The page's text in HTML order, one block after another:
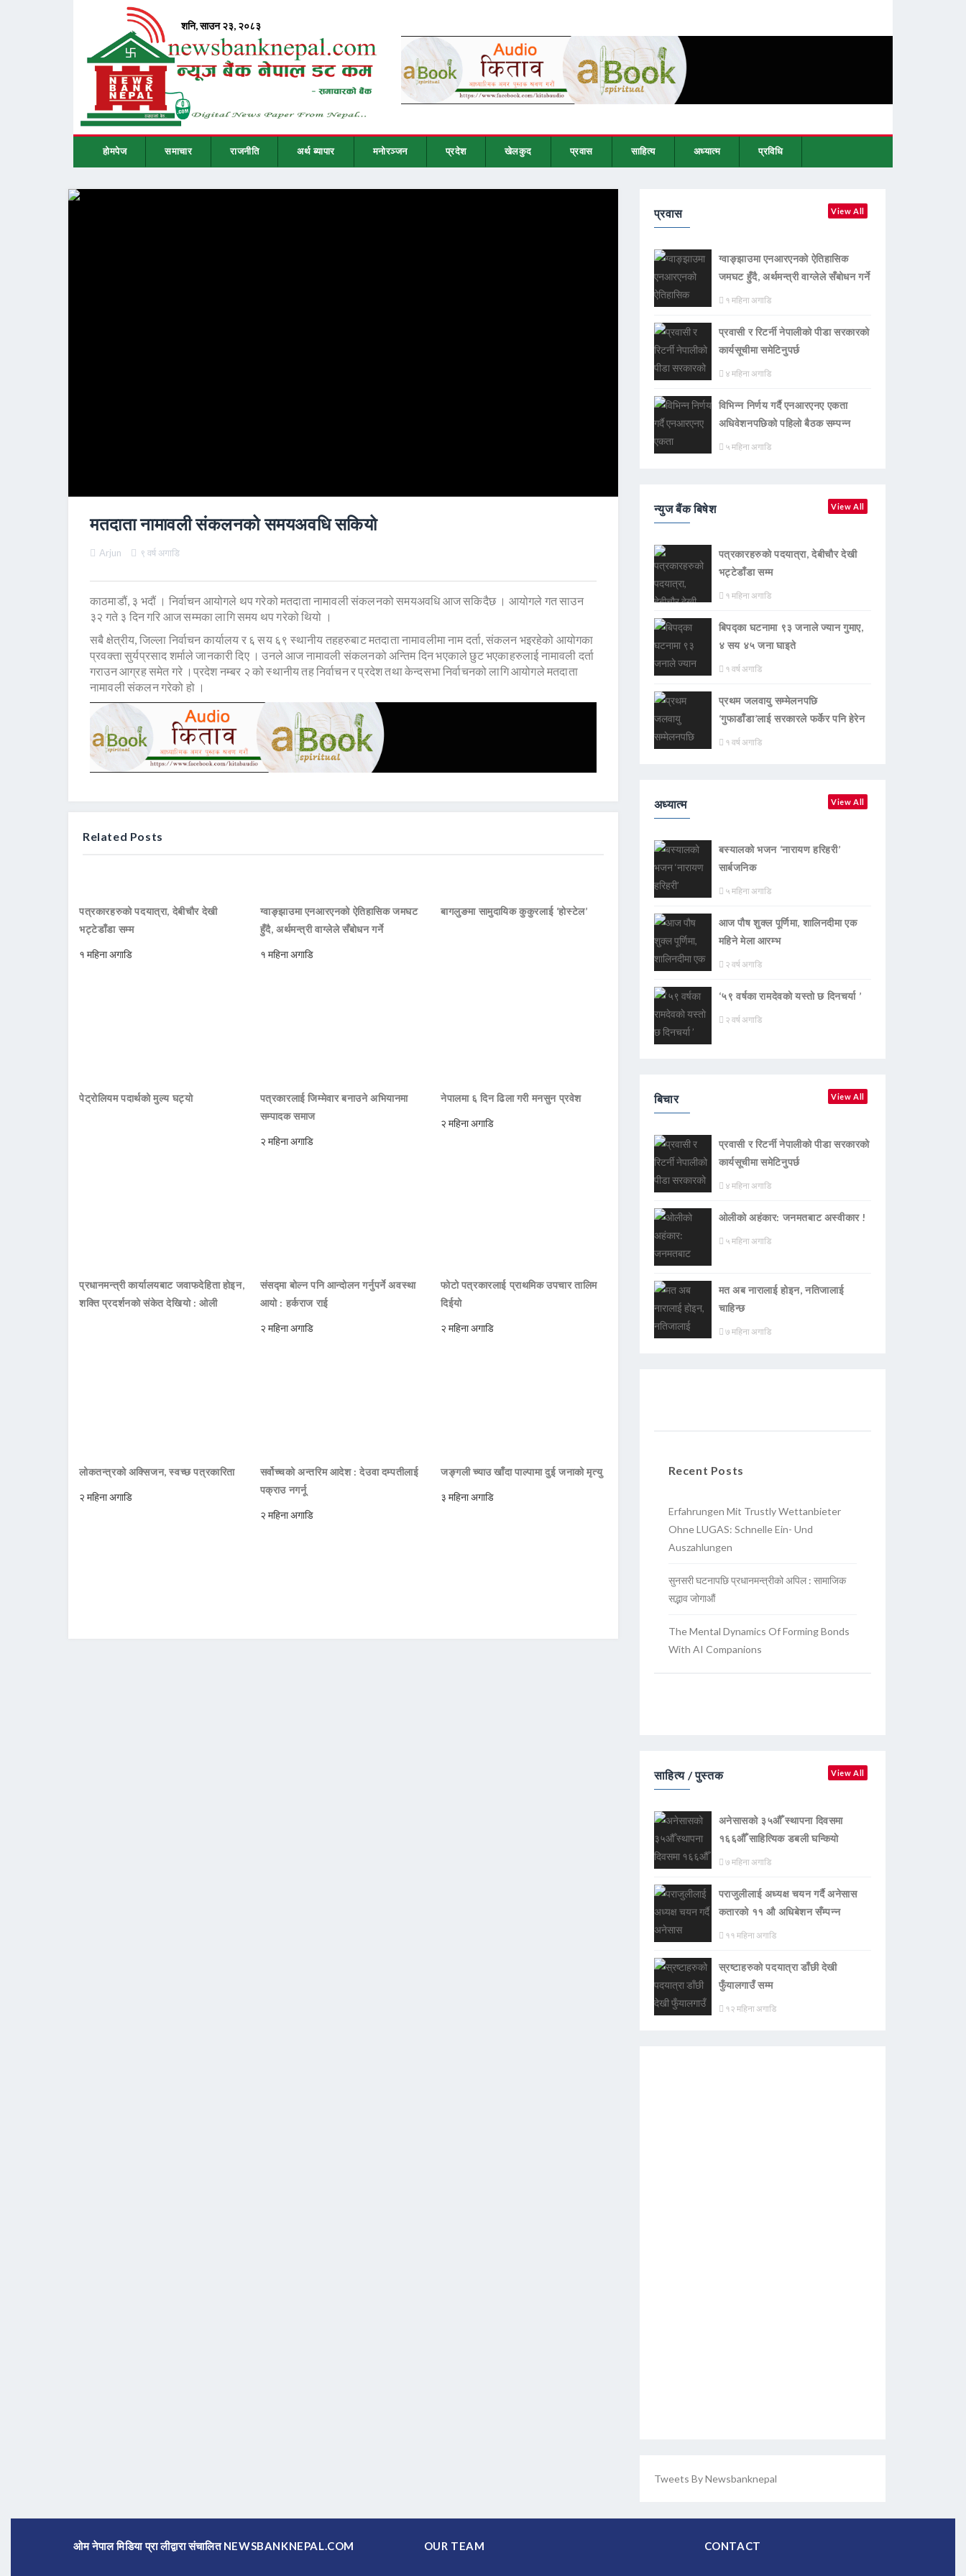
होमपेज समाचार राजनीति अर्थ ब्यापार मनोरञ्जन प्रदेश खेलकुद प्रवास साहित्य अध्यात्म प्रविधि
मतदाता नामावली संकलनको समयअवधि सकियो
Arjun ९ वर्ष अगाडि
काठमाडौं, ३ भदौं । निर्वाचन आयोगले थप गरेको मतदाता नामावली संकलनको समयअवधि आज सकिदैछ । आयोगले गत साउन
३२ गते ३ दिन गरि आज सम्मका लागि समय थप गरेको थियो ।
सबै क्षेत्रीय, जिल्ला निर्वाचन कार्यालय र ६ सय ६९ स्थानीय तहहरुबाट मतदाता नामावलीमा नाम दर्ता, संकलन भइरहेको आयोगका
प्रवक्ता सुर्यप्रसाद शर्माले जानकारी दिए । उनले आज नामावली संकलनको अन्तिम दिन भएकाले छुट भएकाहरुलाई नामावली दर्ता
गराउन आग्रह समेत गरे ।प्रदेश नम्बर २ को स्थानीय तह निर्वाचन र प्रदेश तथा केन्दसभा निर्वाचनको लागि आयोगले मतदाता
नामावली संकलन गरेको हो ।
Related Posts
पत्रकारहरुको पदयात्रा, देबीचौर देखी
भट्टेडाँडा सम्म
१ महिना अगाडि
ग्वाङ्झाउमा एनआरएनको ऐतिहासिक जमघट
हुँदै, अर्थमन्त्री वाग्लेले सँबोधन गर्ने
१ महिना अगाडि
बागलुङमा सामुदायिक कुकुरलाई ‘होस्टेल’
पेट्रोलियम पदार्थको मुल्य घट्यो
पत्रकारलाई जिम्मेवार बनाउने अभियानमा
सम्पादक समाज
२ महिना अगाडि
नेपालमा ६ दिन ढिला गरी मनसुन प्रवेश
२ महिना अगाडि
प्रधानमन्त्री कार्यालयबाट जवाफदेहिता होइन,
शक्ति प्रदर्शनको संकेत देखियो : ओली
संसद्मा बोल्न पनि आन्दोलन गर्नुपर्ने अवस्था
आयो : हर्कराज राई
२ महिना अगाडि
फोटो पत्रकारलाई प्राथमिक उपचार तालिम
दिईयो
२ महिना अगाडि
लोकतन्त्रको अक्सिजन, स्वच्छ पत्रकारिता
२ महिना अगाडि
सर्वोच्चको अन्तरिम आदेश : देउवा दम्पतीलाई
पक्राउ नगर्नू
२ महिना अगाडि
जङ्गली च्याउ खाँदा पाल्पामा दुई जनाको मृत्यु
३ महिना अगाडि
प्रवास View All
ग्वाङ्झाउमा एनआरएनको ऐतिहासिक
जमघट हुँदै, अर्थमन्त्री वाग्लेले सँबोधन गर्ने
१ महिना अगाडि
प्रवासी र रिटर्नी नेपालीको पीडा सरकारको
कार्यसूचीमा समेटिनुपर्छ
४ महिना अगाडि
विभिन्न निर्णय गर्दै एनआरएनए एकता
अधिवेशनपछिको पहिलो बैठक सम्पन्न
५ महिना अगाडि
न्युज बैंक बिषेश View All
पत्रकारहरुको पदयात्रा, देबीचौर देखी
भट्टेडाँडा सम्म
१ महिना अगाडि
बिपद्का घटनामा ९३ जनाले ज्यान गुमाए,
४ सय ४५ जना घाइते
१ वर्ष अगाडि
प्रथम जलवायु सम्मेलनपछि
‘गुफाडाँडा’लाई सरकारले फर्केर पनि हेरेन
१ वर्ष अगाडि
अध्यात्म View All
बस्यालको भजन ‘नारायण हरिहरी’
सार्बजनिक
५ महिना अगाडि
आज पौष शुक्ल पूर्णिमा, शालिनदीमा एक
महिने मेला आरम्भ
२ वर्ष अगाडि
‘५९ वर्षका रामदेवकाे यस्ताे छ दिनचर्या ’
२ वर्ष अगाडि
बिचार View All
प्रवासी र रिटर्नी नेपालीको पीडा सरकारको
कार्यसूचीमा समेटिनुपर्छ
४ महिना अगाडि
ओलीको अहंकार: जनमतबाट अस्वीकार !
५ महिना अगाडि
मत अब नारालाई होइन, नतिजालाई
चाहिन्छ
७ महिना अगाडि
Recent Posts
Erfahrungen Mit Trustly Wettanbieter
Ohne LUGAS: Schnelle Ein- Und
Auszahlungen
सुनसरी घटनापछि प्रधानमन्त्रीको अपिल : सामाजिक
सद्भाव जोगाऔं
The Mental Dynamics Of Forming Bonds
With AI Companions
साहित्य / पुस्तक View All
अनेसासको ३५औँ स्थापना दिवसमा
१६६औँ साहित्यिक डबली घन्कियाे
७ महिना अगाडि
पराजुलीलाई अध्यक्ष चयन गर्दै अनेसास
कतारको ११ औ अधिबेशन सँम्पन्न
११ महिना अगाडि
स्रष्टाहरुको पदयात्रा डाँछी देखी
फुँयालगाउँ सम्म
१२ महिना अगाडि
Tweets By Newsbanknepal
ओम नेपाल मिडिया प्रा लीद्वारा संचालित NEWSBANKNEPAL.COM OUR TEAM CONTACT